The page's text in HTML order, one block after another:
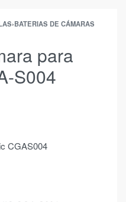
›BATERIAS DE CÁMARAS
para
S004
CGAS004